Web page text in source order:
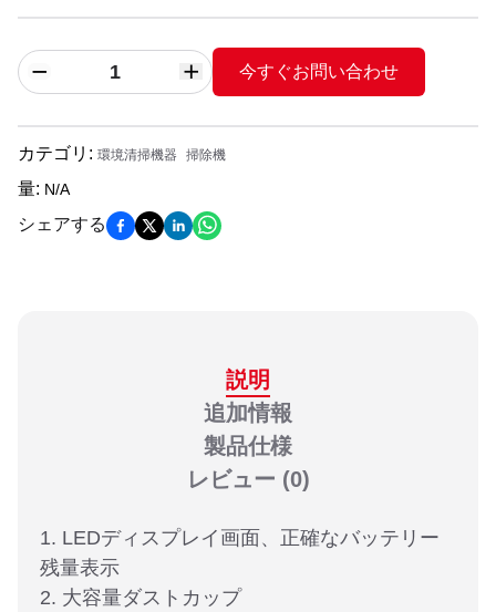
今すぐお問い合わせ
カテゴリ : 環境清掃機器 掃除機
量: N/A
シェアする
説明
追加情報
製品仕様
レビュー (0)
1. LEDディスプレイ画面、正確なバッテリー
残量表示
2. 大容量ダストカップ